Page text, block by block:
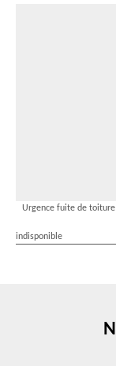
Urgence fuite de toiture
indisponible